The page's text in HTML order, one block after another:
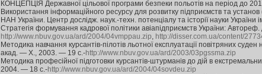
КОНЦЕПЦІЯ Державної цільової програми безпеки польотів на період до
Використання інформаційного ресурсу для розвитку підприємств та
НАН України. Центр дослідж. наук.-техн. потенціалу та історії науки
Стратегія формування кадрової політики авіапідприємств України:
http://www.nbuv.gov.ua/ard/2004/04vmppau.zip, http://disser.com.ua/content/
Методика навчання курсантів-пілотів льотної експлуатації повітряних
акад. — Х., 2003. — 19 с.-http://www.nbuv.gov.ua/ard/2003/03pgssma.zip
Методика професійної підготовки курсантів-штурманів до дій в
2004. — 18 с.-http://www.nbuv.gov.ua/ard/2004/04sovdeu.zip